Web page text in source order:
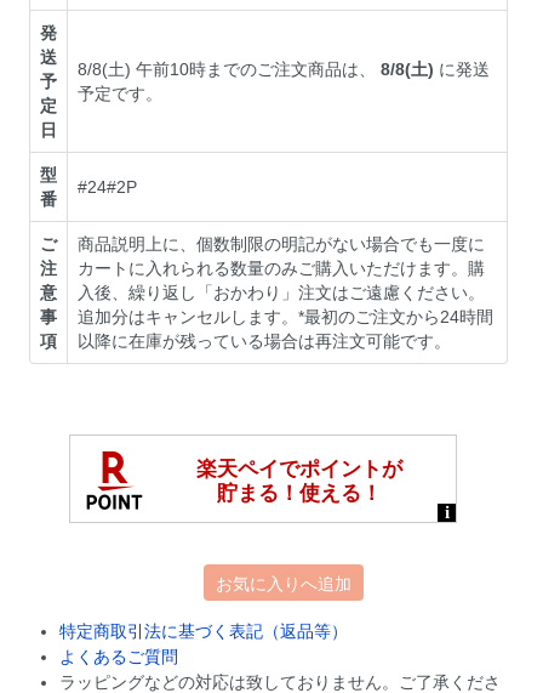
発
送
予
定
日
8/8(土) 午前10時までのご注文商品は、8/8(土) に発送
予定です。
型
番
#24#2P
ご
注
意
事
項
商品説明上に、個数制限の明記がない場合でも一度に
カートに入れられる数量のみご購入いただけます。購
入後、繰り返し「おかわり」注文はご遠慮ください。
追加分はキャンセルします。*最初のご注文から24時間
以降に在庫が残っている場合は再注文可能です。
お気に入りへ追加
特定商取引法に基づく表記（返品等）
よくあるご質問
ラッピングなどの対応は致しておりません。ご了承くださ